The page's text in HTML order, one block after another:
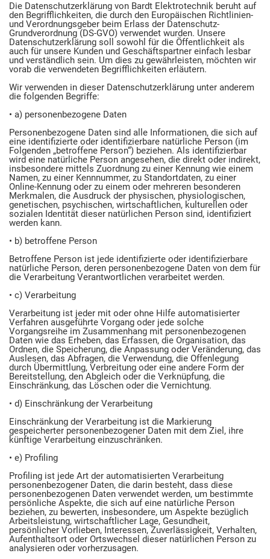
Die Datenschutzerklärung von Bardt Elektrotechnik beruht auf
den Begrifflichkeiten, die durch den Europäischen Richtlinien-
und Verordnungsgeber beim Erlass der Datenschutz-
Grundverordnung (DS-GVO) verwendet wurden. Unsere
Datenschutzerklärung soll sowohl für die Öffentlichkeit als
auch für unsere Kunden und Geschäftspartner einfach lesbar
und verständlich sein. Um dies zu gewährleisten, möchten wir
vorab die verwendeten Begrifflichkeiten erläutern.
Wir verwenden in dieser Datenschutzerklärung unter anderem
die folgenden Begriffe:
• a) personenbezogene Daten
Personenbezogene Daten sind alle Informationen, die sich auf
eine identifizierte oder identifizierbare natürliche Person (im
Folgenden „betroffene Person“) beziehen. Als identifizierbar
wird eine natürliche Person angesehen, die direkt oder indirekt,
insbesondere mittels Zuordnung zu einer Kennung wie einem
Namen, zu einer Kennnummer, zu Standortdaten, zu einer
Online-Kennung oder zu einem oder mehreren besonderen
Merkmalen, die Ausdruck der physischen, physiologischen,
genetischen, psychischen, wirtschaftlichen, kulturellen oder
sozialen Identität dieser natürlichen Person sind, identifiziert
werden kann.
• b) betroffene Person
Betroffene Person ist jede identifizierte oder identifizierbare
natürliche Person, deren personenbezogene Daten von dem für
die Verarbeitung Verantwortlichen verarbeitet werden.
• c) Verarbeitung
Verarbeitung ist jeder mit oder ohne Hilfe automatisierter
Verfahren ausgeführte Vorgang oder jede solche
Vorgangsreihe im Zusammenhang mit personenbezogenen
Daten wie das Erheben, das Erfassen, die Organisation, das
Ordnen, die Speicherung, die Anpassung oder Veränderung, das
Auslesen, das Abfragen, die Verwendung, die Offenlegung
durch Übermittlung, Verbreitung oder eine andere Form der
Bereitstellung, den Abgleich oder die Verknüpfung, die
Einschränkung, das Löschen oder die Vernichtung.
• d) Einschränkung der Verarbeitung
Einschränkung der Verarbeitung ist die Markierung
gespeicherter personenbezogener Daten mit dem Ziel, ihre
künftige Verarbeitung einzuschränken.
• e) Profiling
Profiling ist jede Art der automatisierten Verarbeitung
personenbezogener Daten, die darin besteht, dass diese
personenbezogenen Daten verwendet werden, um bestimmte
persönliche Aspekte, die sich auf eine natürliche Person
beziehen, zu bewerten, insbesondere, um Aspekte bezüglich
Arbeitsleistung, wirtschaftlicher Lage, Gesundheit,
persönlicher Vorlieben, Interessen, Zuverlässigkeit, Verhalten,
Aufenthaltsort oder Ortswechsel dieser natürlichen Person zu
analysieren oder vorherzusagen.